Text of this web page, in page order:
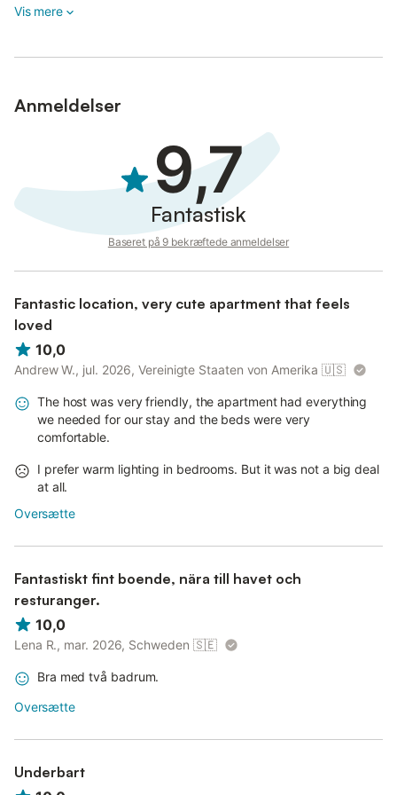
Vis mere
Anmeldelser
9,7
Fantastisk
Baseret på 9 bekræftede anmeldelser
Fantastic location, very cute apartment that feels
loved
10,0
Andrew W., jul. 2026, Vereinigte Staaten von Amerika 🇺🇸
The host was very friendly, the apartment had everything
we needed for our stay and the beds were very
comfortable.
I prefer warm lighting in bedrooms. But it was not a big deal
at all.
Oversætte
Fantastiskt fint boende, nära till havet och
resturanger.
10,0
Lena R., mar. 2026, Schweden 🇸🇪
Bra med två badrum.
Oversætte
Underbart